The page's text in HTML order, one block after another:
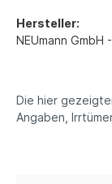
Hersteller:
NEUmann
Die hier
Angaben,